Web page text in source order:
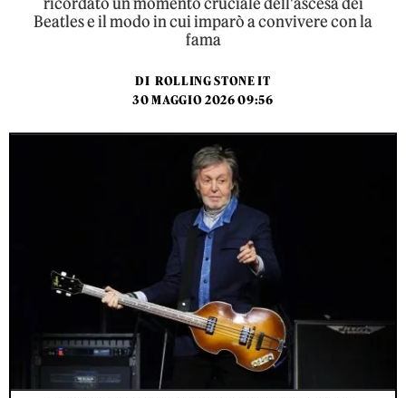
Beatles e il modo in cui imparò a convivere con la
fama
DI ROLLING STONE IT
30 MAGGIO 2026 09:56